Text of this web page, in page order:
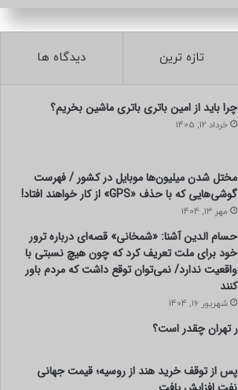
تازه ترین دیدگاه ها
چرا باید از امین باتری باتری ماشین بخریم؟
خرداد 12, 1405
مختل شدن میلیون‌ها موبایل در کشور / فهرست
گوشی‌هایی که با حذف «GPS» از کار خواهند افتاد!
مهر 13, 1404
حسام الدین آشنا: «شمخانی» قصه‌ای درباره ترور
خود برای ملت تعریف کرد که چون هیچ نسبتی با
واقعیت ندارد/ نمی‌توان توقع داشت که مردم باور
کنند
شهریور 16, 1404
پس از توقف خرید هند از روسیه؛ قیمت جهانی